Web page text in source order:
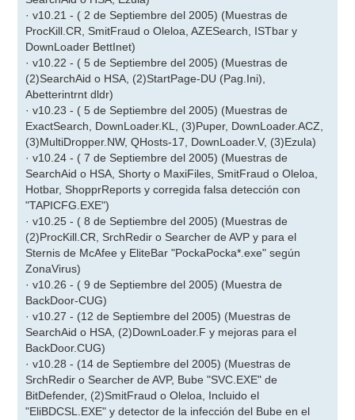
· v10.21 - ( 2 de Septiembre del 2005) (Muestras de
ProcKill.CR, SmitFraud o Oleloa, AZESearch, ISTbar y
DownLoader BettInet)
· v10.22 - ( 5 de Septiembre del 2005) (Muestras de
(2)SearchAid o HSA, (2)StartPage-DU (Pag.Ini),
Abetterintrnt dldr)
· v10.23 - ( 5 de Septiembre del 2005) (Muestras de
ExactSearch, DownLoader.KL, (3)Puper, DownLoader.ACZ,
(3)MultiDropper.NW, QHosts-17, DownLoader.V, (3)Ezula)
· v10.24 - ( 7 de Septiembre del 2005) (Muestras de
SearchAid o HSA, Shorty o MaxiFiles, SmitFraud o Oleloa,
Hotbar, ShopprReports y corregida falsa detección con
"TAPICFG.EXE")
· v10.25 - ( 8 de Septiembre del 2005) (Muestras de
(2)ProcKill.CR, SrchRedir o Searcher de AVP y para el
Sternis de McAfee y EliteBar "PockaPocka*.exe" según
ZonaVirus)
· v10.26 - ( 9 de Septiembre del 2005) (Muestra de
BackDoor-CUG)
· v10.27 - (12 de Septiembre del 2005) (Muestras de
SearchAid o HSA, (2)DownLoader.F y mejoras para el
BackDoor.CUG)
· v10.28 - (14 de Septiembre del 2005) (Muestras de
SrchRedir o Searcher de AVP, Bube "SVC.EXE" de
BitDefender, (2)SmitFraud o Oleloa, Incluido el
"EliBDCSL.EXE" y detector de la infección del Bube en el